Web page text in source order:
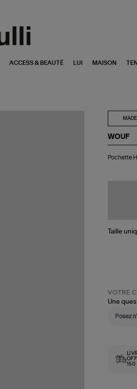
ACCESS & BEAUTÉ LUI MAISON
WOUF
Hola
Pochette
Taille
VOTRE
Une
150